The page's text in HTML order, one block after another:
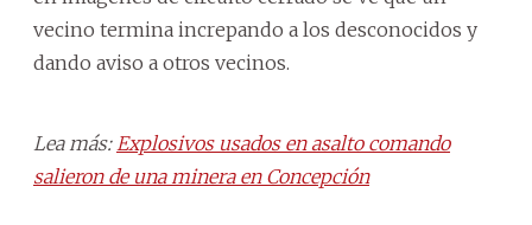
vecino termina increpando a los desconocidos y
dando aviso a otros vecinos.
Lea más: Explosivos usados en asalto comando
salieron de una minera en Concepción